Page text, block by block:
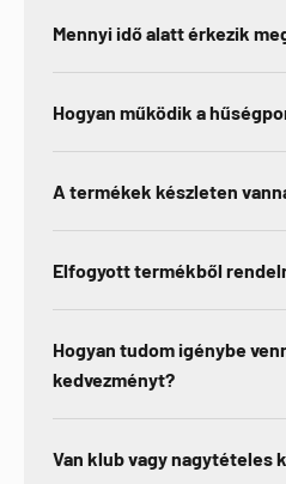
Mennyi idő alatt érkezik
Hogyan működik a
A termékek készleten
Elfogyott termékből
Hogyan tudom igénybe
kedvezményt?
Van klub vagy nagytételes